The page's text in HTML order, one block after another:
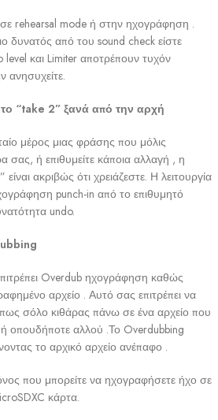
rehearsal mode ή στην ηχογράφηση .
δυνατός από του sound check είστε
και Limiter αποτρέπουν τυχόν
το “take 2” ξανά από την αρχή
μέρος μιας φράσης που μόλις
σας, ή επιθυμείτε κάποια αλλαγή , η
ακριβώς ότι χρειάζεστε. Η λειτουργία
punch-in από το επιθυμητό
undo.
Overdub ηχογράφηση καθώς
αρχείο . Αυτό σας επιτρέπει να
σόλο κιθάρας πάνω σε ένα αρχείο που
ή οπουδήποτε αλλού .Το Overdubbing
το αρχικό αρχείο ανέπαφο .
που μπορείτε να ηχογραφήσετε ήχο σε
κάρτα.